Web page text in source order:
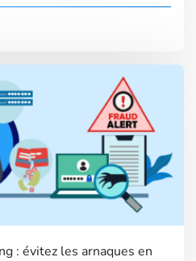
: évitez les arnaques en